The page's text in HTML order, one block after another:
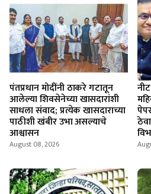
पंतप्रधान मोदींनी ठाकरे गटातून
आलेल्या शिवसेनेच्या खासदारांशी
साधला संवाद; प्रत्येक खासदाराच्या
पाठीशी खंबीर उभा असल्याचे
आश्वासन
August 08, 2026